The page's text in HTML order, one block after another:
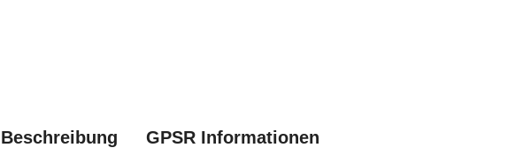
Beschreibung GPSR Informationen